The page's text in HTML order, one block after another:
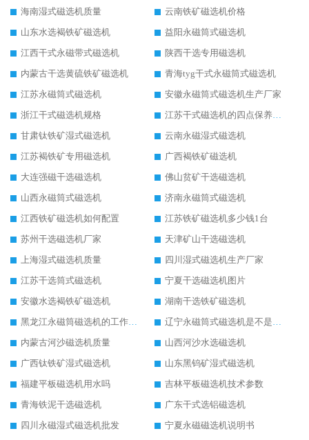
海南湿式磁选机质量
云南铁矿磁选机价格
山东水选褐铁矿磁选机
益阳永磁筒式磁选机
江西干式永磁带式磁选机
陕西干选专用磁选机
内蒙古干选黄硫铁矿磁选机
青海tyg干式永磁筒式磁选机
江苏永磁筒式磁选机
安徽永磁筒式磁选机生产厂家
浙江干式磁选机规格
江苏干式磁选机的四点保养秘籍
甘肃钛铁矿湿式磁选机
云南永磁湿式磁选机
江苏褐铁矿专用磁选机
广西褐铁矿磁选机
大连强磁干选磁选机
佛山贫矿干选磁选机
山西永磁筒式磁选机
济南永磁筒式磁选机
江西铁矿磁选机如何配置
江苏铁矿磁选机多少钱1台
苏州干选磁选机厂家
天津矿山干选磁选机
上海湿式磁选机质量
四川湿式磁选机生产厂家
江苏干选筒式磁选机
宁夏干选磁选机图片
安徽水选褐铁矿磁选机
湖南干选铁矿磁选机
黑龙江永磁筒磁选机的工作原理
辽宁永磁筒式磁选机是不是强磁
内蒙古河沙磁选机质量
山西河沙水选磁选机
广西钛铁矿湿式磁选机
山东黑钨矿湿式磁选机
福建平板磁选机用水吗
吉林平板磁选机技术参数
青海铁泥干选磁选机
广东干式选铝磁选机
四川永磁湿式磁选机批发
宁夏永磁磁选机说明书